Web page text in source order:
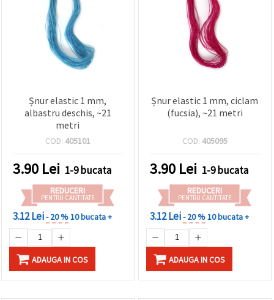
Șnur elastic 1 mm,
albastru deschis, ~21
metri
COD: 405101
3.90 Lei 1-9 bucata
REDUCERI
PENTRU CANTITATE
3.12 Lei- 20 %10 bucata +
ADAUGA IN COS
Șnur elastic 1 mm, ciclam
(fucsia), ~21 metri
COD: 405095
3.90 Lei 1-9 bucata
REDUCERI
PENTRU CANTITATE
3.12 Lei- 20 %10 bucata +
ADAUGA IN COS